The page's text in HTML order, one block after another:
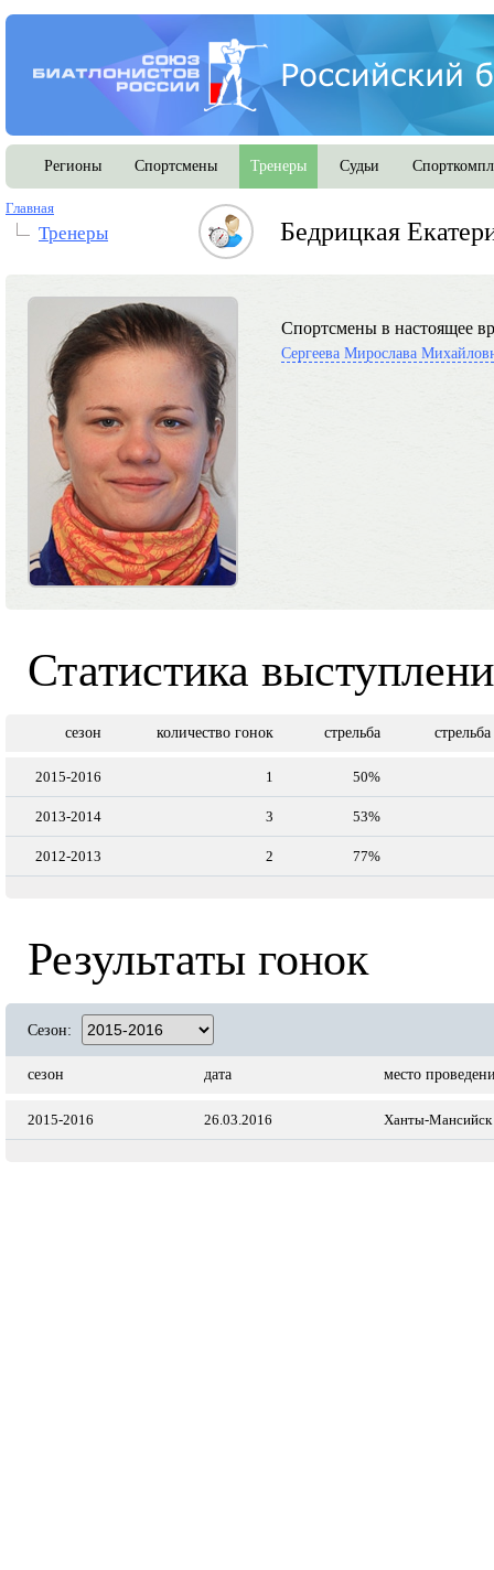
Регионы Спортсмены Тренеры Судьи
Главная
Тренеры Бедрицкая
Спортсмены в настоящее
Сергеева Мирослава
Статистика
сезон количество гонок стрельба
2015-2016 1 50%
2013-2014 3 53%
2012-2013 2 77%
Результаты гонок
Сезон:
сезон дата место
2015-2016 26.03.2016 Ханты-Мансийск